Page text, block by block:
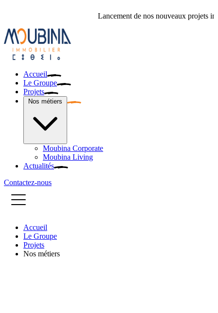
Lancement de nos nouveaux projets immobiliers :
Accueil
Le Groupe
Projets
Moubina Corporate
Moubina Living
Actualités
Contactez-nous
Accueil
Le Groupe
Projets
Nos métiers